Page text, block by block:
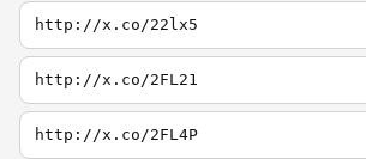
http://x.co/22lx5
http://x.co/2FL21
http://x.co/2FL4P